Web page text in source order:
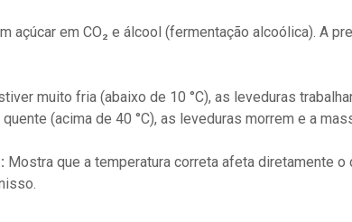
açúcar em CO₂ e álcool (fermentação alcoólica). A
muito fria (abaixo de 10 °C), as leveduras
(acima de 40 °C), as leveduras morrem e a
Mostra que a temperatura correta afeta diretamente